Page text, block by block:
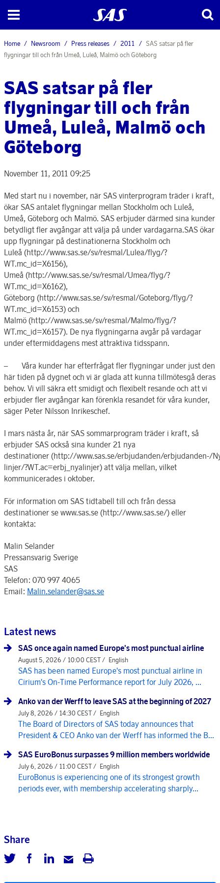
Home Newsroom Press releases 2011
SAS satsar på fler
flygningar till och från Umeå, Luleå, Malmö och Göteborg
SAS satsar på fler
flygningar till och från
Umeå, Luleå, Malmö och
Göteborg
November 11, 2011 09:25
Med start nu i november, när SAS vinterprogram träder i kraft,
ökar SAS antalet flygningar mellan Stockholm och Luleå,
Umeå, Göteborg och Malmö. SAS erbjuder därmed sina kunder
betydligt fler avgångar att välja på under vardagarna.SAS ökar
upp flygningar på destinationerna Stockholm och
Luleå (http://www.sas.se/sv/resmal/Lulea/flyg/?
WT.mc_id=X6156),
Umeå (http://www.sas.se/sv/resmal/Umea/flyg/?
WT.mc_id=X6162),
Göteborg (http://www.sas.se/sv/resmal/Goteborg/flyg/?
WT.mc_id=X6153) och
Malmö (http://www.sas.se/sv/resmal/Malmo/flyg/?
WT.mc_id=X6157). De nya flygningarna avgår på vardagar
under eftermiddagens mest attraktiva tidsspann.
– Våra kunder har efterfrågat fler flygningar under just den
här tiden på dygnet och vi är glada att kunna tillmötesgå deras
behov. Vi vill säkra ett smidigt och flexibelt resande och att vi
erbjuder fler avgångar kan förenkla resandet för våra kunder,
säger Peter Nilsson Inrikeschef.
I mars nästa år, när SAS sommarprogram träder i kraft, så
erbjuder SAS också sina kunder 21 nya
destinationer (http://www.sas.se/erbjudanden/erbjudanden-/
linjer/?WT.ac=erbj_nyalinjer) att välja mellan, vilket
kommunicerades i oktober.
För information om SAS tidtabell till och från dessa
destinationer se www.sas.se (http://www.sas.se/) eller
kontakta:
Malin Selander
Pressansvarig Sverige
SAS
Telefon: 070 997 4065
Email: Malin.selander@sas.se
Latest news
SAS once again named Europe's most punctual airline
August 5, 2026 / 10:00 CEST / English
SAS has been named Europe's most punctual airline in
Cirium's On-Time Performance report for July 2026, ...
Anko van der Werff to leave SAS at the beginning of 2027
July 8, 2026 / 14:30 CEST / English
The Board of Directors of SAS today announces that
President & CEO Anko van der Werff has informed the B...
SAS EuroBonus surpasses 9 million members worldwide
July 6, 2026 / 11:00 CEST / English
EuroBonus is experiencing one of its strongest growth
periods ever, with membership accelerating sharply...
Share